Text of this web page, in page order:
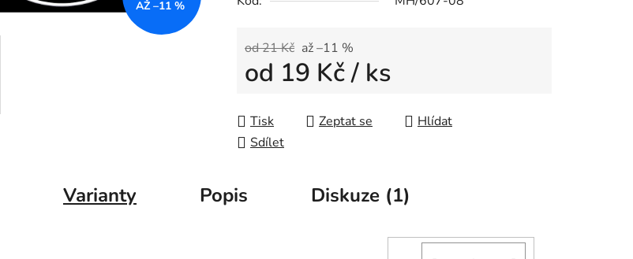
od 21 Kč až –11 %
od 19 Kč/ ks
Tisk
Zeptat se
Hlídat
Sdílet
AŽ –11 %
Varianty Popis Diskuze (1)